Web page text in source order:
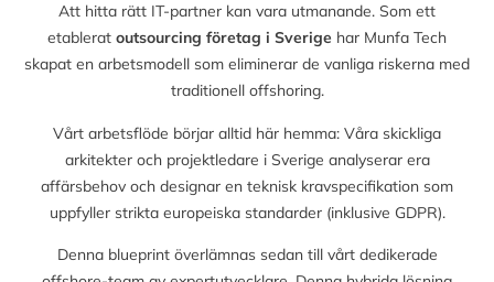
Att hitta rätt IT-partner kan vara utmanande. Som ett
etablerat outsourcing företag i Sverige har Munfa Tech
skapat en arbetsmodell som eliminerar de vanliga riskerna med
traditionell offshoring.
Vårt arbetsflöde börjar alltid här hemma: Våra skickliga
arkitekter och projektledare i Sverige analyserar era
affärsbehov och designar en teknisk kravspecifikation som
uppfyller strikta europeiska standarder (inklusive GDPR).
Denna blueprint överlämnas sedan till vårt dedikerade